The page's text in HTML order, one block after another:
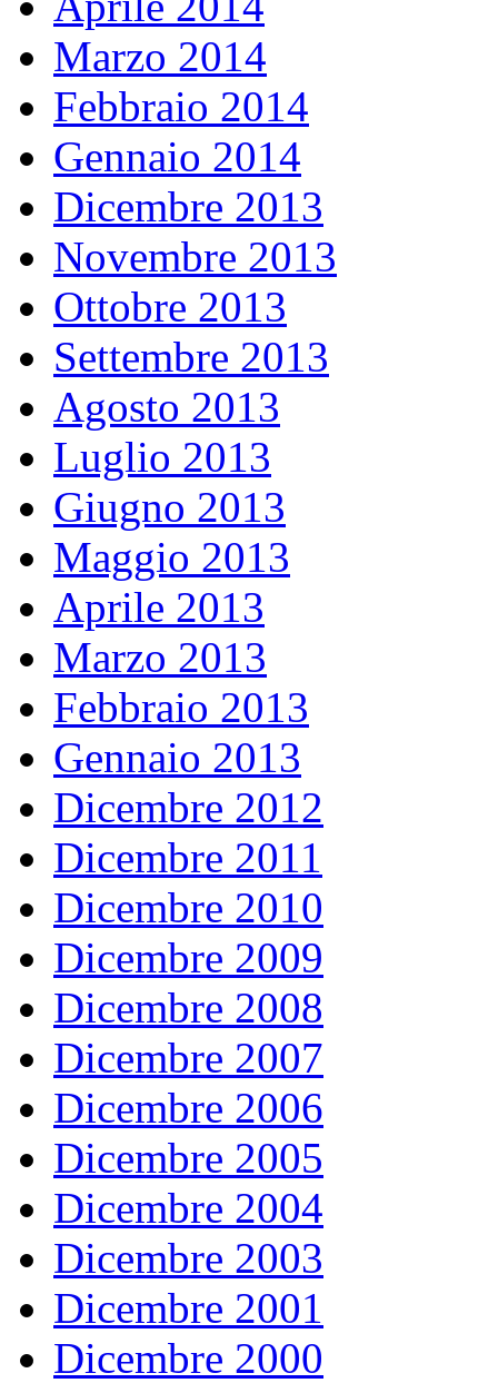
Marzo 2014
Febbraio 2014
Gennaio 2014
Dicembre 2013
Novembre 2013
Ottobre 2013
Settembre 2013
Agosto 2013
Luglio 2013
Giugno 2013
Maggio 2013
Aprile 2013
Marzo 2013
Febbraio 2013
Gennaio 2013
Dicembre 2012
Dicembre 2011
Dicembre 2010
Dicembre 2009
Dicembre 2008
Dicembre 2007
Dicembre 2006
Dicembre 2005
Dicembre 2004
Dicembre 2003
Dicembre 2001
Dicembre 2000